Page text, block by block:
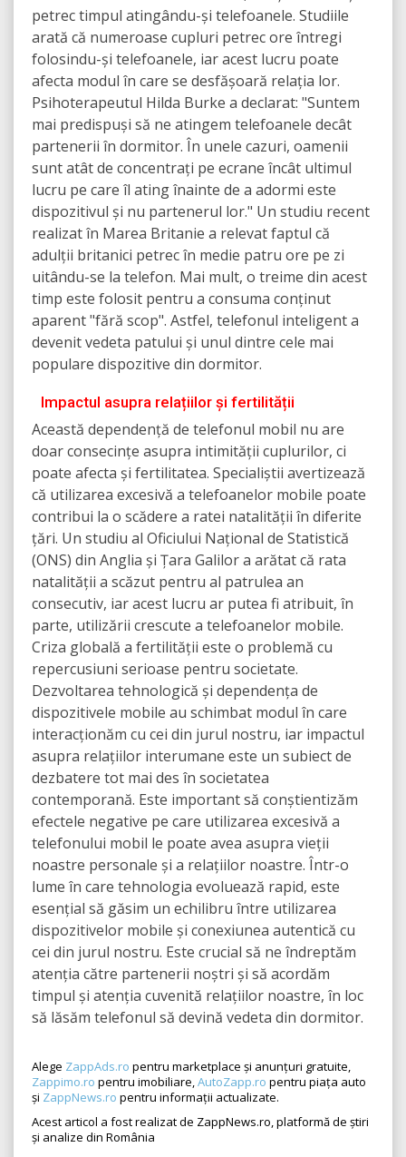
petrec timpul atingându-și telefoanele. Studiile
arată că numeroase cupluri petrec ore întregi
folosindu-și telefoanele, iar acest lucru poate
afecta modul în care se desfășoară relația lor.
Psihoterapeutul Hilda Burke a declarat: "Suntem
mai predispuși să ne atingem telefoanele decât
partenerii în dormitor. În unele cazuri, oamenii
sunt atât de concentrați pe ecrane încât ultimul
lucru pe care îl ating înainte de a adormi este
dispozitivul și nu partenerul lor." Un studiu recent
realizat în Marea Britanie a relevat faptul că
adulții britanici petrec în medie patru ore pe zi
uitându-se la telefon. Mai mult, o treime din acest
timp este folosit pentru a consuma conținut
aparent "fără scop". Astfel, telefonul inteligent a
devenit vedeta patului și unul dintre cele mai
populare dispozitive din dormitor.
Impactul asupra relațiilor și fertilității
Această dependență de telefonul mobil nu are
doar consecințe asupra intimității cuplurilor, ci
poate afecta și fertilitatea. Specialiștii avertizează
că utilizarea excesivă a telefoanelor mobile poate
contribui la o scădere a ratei natalității în diferite
țări. Un studiu al Oficiului Național de Statistică
(ONS) din Anglia și Țara Galilor a arătat că rata
natalității a scăzut pentru al patrulea an
consecutiv, iar acest lucru ar putea fi atribuit, în
parte, utilizării crescute a telefoanelor mobile.
Criza globală a fertilității este o problemă cu
repercusiuni serioase pentru societate.
Dezvoltarea tehnologică și dependența de
dispozitivele mobile au schimbat modul în care
interacționăm cu cei din jurul nostru, iar impactul
asupra relațiilor interumane este un subiect de
dezbatere tot mai des în societatea
contemporană. Este important să conștientizăm
efectele negative pe care utilizarea excesivă a
telefonului mobil le poate avea asupra vieții
noastre personale și a relațiilor noastre. Într-o
lume în care tehnologia evoluează rapid, este
esențial să găsim un echilibru între utilizarea
dispozitivelor mobile și conexiunea autentică cu
cei din jurul nostru. Este crucial să ne îndreptăm
atenția către partenerii noștri și să acordăm
timpul și atenția cuvenită relațiilor noastre, în loc
să lăsăm telefonul să devină vedeta din dormitor.
Alege ZappAds.ro pentru marketplace și anunțuri gratuite,
Zappimo.ro pentru imobiliare,AutoZapp.ro pentru piața auto
și ZappNews.ro pentru informații actualizate.
Acest articol a fost realizat de ZappNews.ro, platformă de știri
și analize din România